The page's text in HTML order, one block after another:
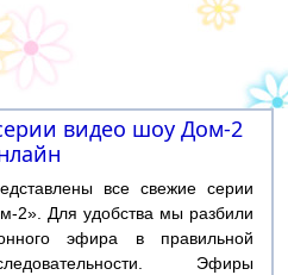
видео шоу Дом-2
все свежие серии
2». Для удобства мы разбили
эфира в правильной
Эфиры